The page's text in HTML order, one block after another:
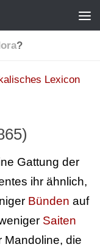
?
Lexicon
Gattung der
ihr ähnlich,
Bünden auf
Saiten
Mandoline, die